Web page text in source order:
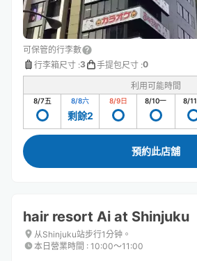
可保管的行李數
行李箱尺寸 :3 手提包尺寸 :0
利用可能時間
8/7五 8/8六
剩餘2
8/9日 8/10一 8/11
預約此店舖
hair resort Ai at Shinjuku
从Shinjuku站步行1分钟。
本日營業時間 : 10:00〜11:00